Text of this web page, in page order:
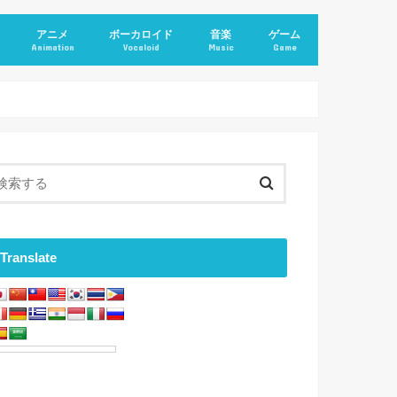
アニメ
Animation
ボーカロイド
Vocaloid
音楽
Music
ゲーム
Game
Translate